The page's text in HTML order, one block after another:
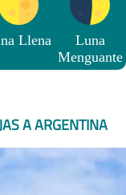
Llena
Luna
Menguante
A ARGENTINA